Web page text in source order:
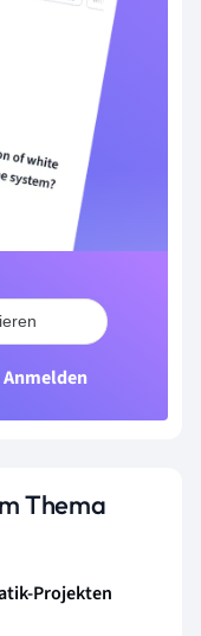
Anmelden
Thema
Projekten